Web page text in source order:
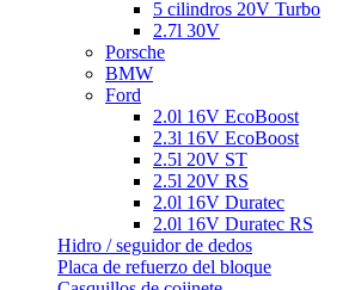
5 cilindros 20V Turbo
2.7l 30V
Porsche
BMW
Ford
2.0l 16V EcoBoost
2.3l 16V EcoBoost
2.5l 20V ST
2.5l 20V RS
2.0l 16V Duratec
2.0l 16V Duratec RS
Hidro / seguidor de dedos
Placa de refuerzo del bloque